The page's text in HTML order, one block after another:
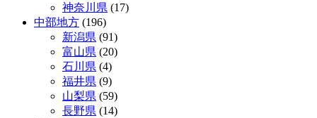
神奈川県 (17)
中部地方 (196)
新潟県 (91)
富山県 (20)
石川県 (4)
福井県 (9)
山梨県 (59)
長野県 (14)